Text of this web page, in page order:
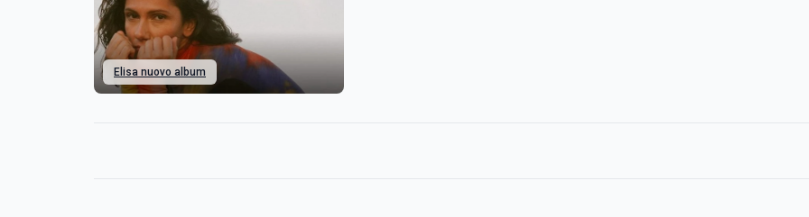
Elisa nuovo album